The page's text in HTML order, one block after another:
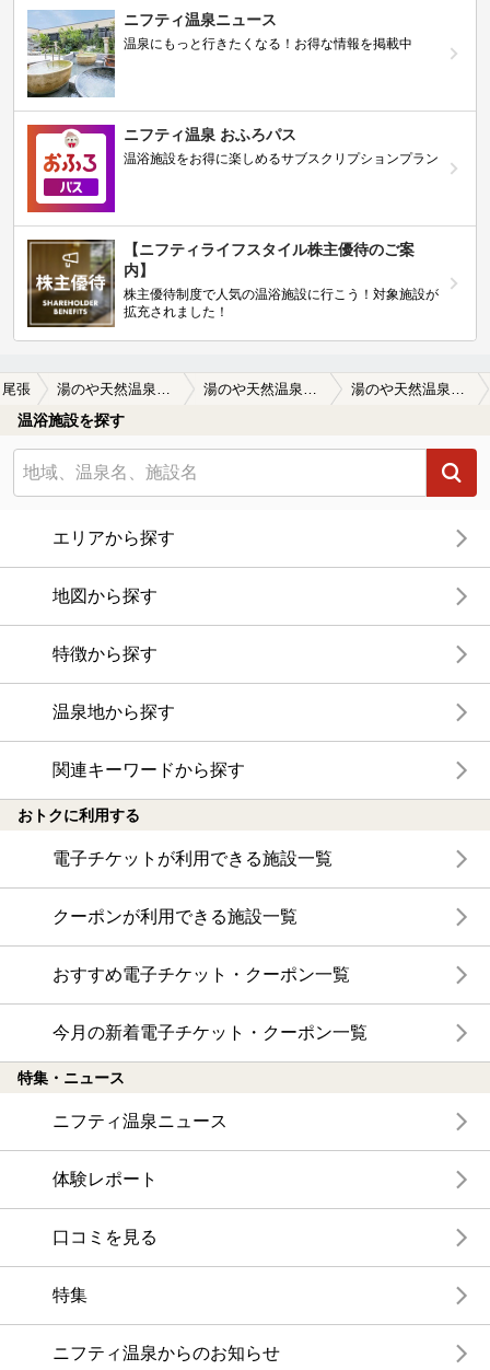
ニフティ温泉ニュース
温泉にもっと行きたくなる！お得な情報を掲載中
ニフティ温泉 おふろパス
温浴施設をお得に楽しめるサブスクリプションプラン
【ニフティライフスタイル株主優待のご案
内】
株主優待制度で人気の温浴施設に行こう！対象施設が
拡充されました！
尾張
温浴施設を探す
エリアから探す
地図から探す
特徴から探す
温泉地から探す
関連キーワードから探す
おトクに利用する
電子チケットが利用できる施設一覧
クーポンが利用できる施設一覧
おすすめ電子チケット・クーポン一覧
今月の新着電子チケット・クーポン一覧
特集・ニュース
ニフティ温泉ニュース
体験レポート
口コミを見る
特集
ニフティ温泉からのお知らせ